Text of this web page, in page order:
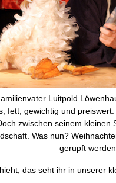
Luitpold
fett, gewichtig und
zwischen seinem kleinen
Was nun?
gerupft werden.
das seht ihr in unserer